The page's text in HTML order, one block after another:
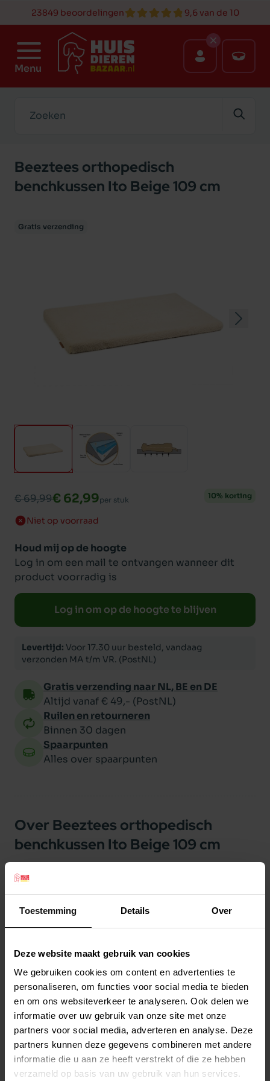
Toestemming Details Over
Deze website maakt gebruik van cookies
We gebruiken cookies om content en advertenties te
personaliseren, om functies voor social media te bieden
en om ons websiteverkeer te analyseren. Ook delen we
informatie over uw gebruik van onze site met onze
partners voor social media, adverteren en analyse. Deze
partners kunnen deze gegevens combineren met andere
informatie die u aan ze heeft verstrekt of die ze hebben
verzameld op basis van uw gebruik van hun services.
23849 beoordelingen 9,6 van de 10
Menu
Beeztees orthopedisch
benchkussen Ito Beige 109 cm
Gratis verzending
€ 69,99€ 62,99per stuk 10% korting
Niet op voorraad
Houd mij op de hoogte
Log in om een mail te ontvangen wanneer dit
product voorradig is
Log in om op de hoogte te blijven
Levertijd: Voor 17.30 uur besteld, vandaag
verzonden MA t/m VR. (PostNL)
Gratis verzending naar NL, BE en DE
Altijd vanaf € 49,- (PostNL)
Ruilen en retourneren
Binnen 30 dagen
Spaarpunten
Alles over spaarpunten
Over Beeztees orthopedisch
benchkussen Ito Beige 109 cm
Beeztees orthopedisch benchkussen Ito Beige
109 cm
Heeft uw hond last van gewrichtsproblemen?
Dan kan het verstandig zijn om te kiezen voor het
orthopedische hondenkussen zorgt er namelijk
voor dat de druk op zowel de gewrichten als de
rug van de hond wordt verminderd. Dit kussen is
gevuld met regulier schuim met daarop een laag
memory foam, wat ervoor zorgt dat het kussen
zich aanpast aan het lichaam van uw hond.
Bovendien zorgt de sherpa fleece stof aan de
Lees meer
Productspecificaties
Stel uw bestelherinnering in:(2 weken)
Elke
2 weken
Elke
4 weken
Elke
6 weken